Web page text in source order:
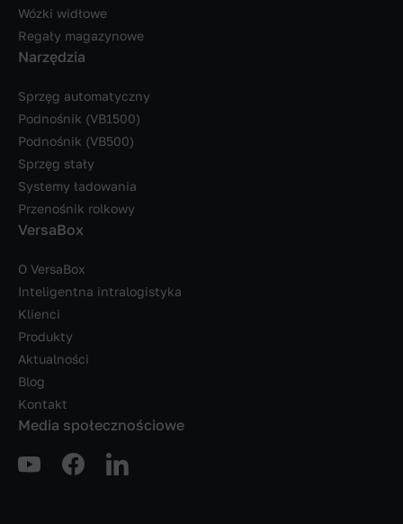
Wózki widłowe
Regały magazynowe
Narzędzia
Sprzęg automatyczny
Podnośnik (VB1500)
Podnośnik (VB500)
Sprzęg stały
Systemy ładowania
Przenośnik rolkowy
VersaBox
O VersaBox
Inteligentna intralogistyka
Klienci
Produkty
Aktualności
Blog
Kontakt
Media społecznościowe